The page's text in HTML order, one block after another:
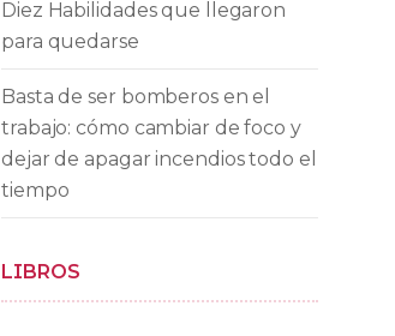
Diez Habilidades que llegaron
para quedarse
Basta de ser bomberos en el
trabajo: cómo cambiar de foco y
dejar de apagar incendios todo el
tiempo
LIBROS